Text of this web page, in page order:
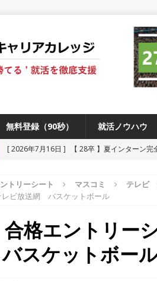
無料登録（90秒） 就活ノウハウ
[ 2026年7月16日 ] 【 28卒 】夏インターン
[ 2026年5月17日 ]
≪ 2027卒 ≫ 今すぐ受け
[ 2026年5月15日 ] 【 28卒 ｜ カプコンが体
230以上の国・地域で愛される日本屈指のゲ
トリーシート マスコミ テレビ
ビ放送網 バスケットボール
合格エントリ
スケットボー